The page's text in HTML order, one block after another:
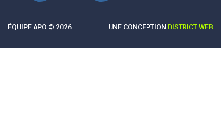
ÉQUIPE APO © 2026 UNE CONCEPTION DISTRICT WEB